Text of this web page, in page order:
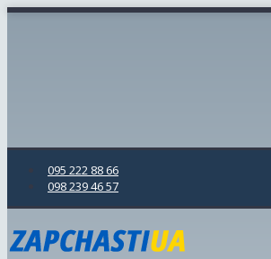
095 222 88 66
098 239 46 57